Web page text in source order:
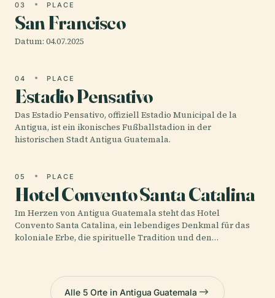
03 PLACE
San Francisco
Datum: 04.07.2025
04 PLACE
Estadio Pensativo
Das Estadio Pensativo, offiziell Estadio Municipal de la
Antigua, ist ein ikonisches Fußballstadion in der
historischen Stadt Antigua Guatemala.
05 PLACE
Hotel Convento Santa Catalina
Im Herzen von Antigua Guatemala steht das Hotel
Convento Santa Catalina, ein lebendiges Denkmal für das
koloniale Erbe, die spirituelle Tradition und den…
Alle 5 Orte in Antigua Guatemala